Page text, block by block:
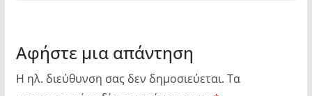
Αφήστε μια απάντηση
Η ηλ. διεύθυνση σας δεν δημοσιεύεται. Τα